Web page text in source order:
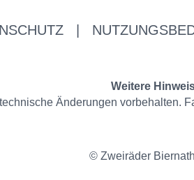
Weitere
Änderungen vorbehalten.
© Zweiräder